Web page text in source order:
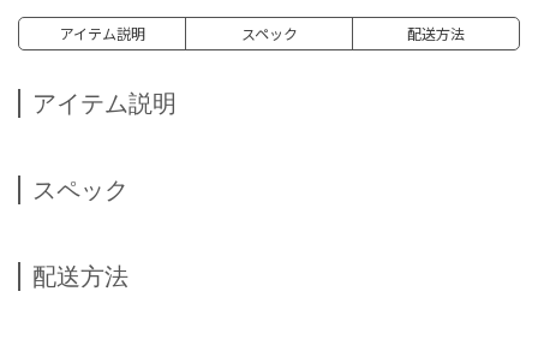
アイテム説明 スペック 配送方法
アイテム説明
スペック
配送方法